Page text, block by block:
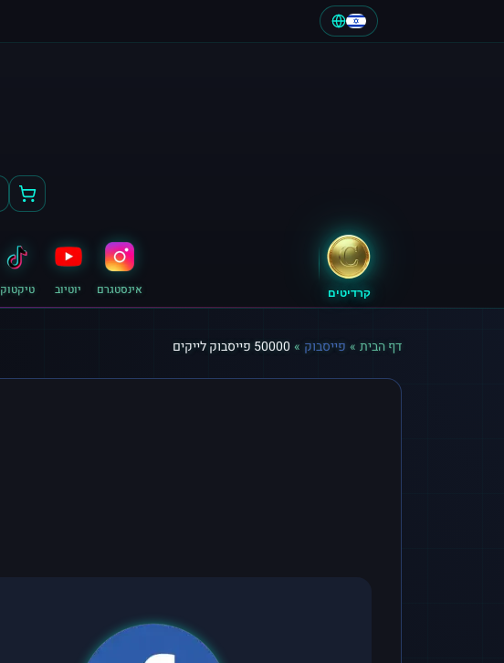
קרדיטים אינסטגרם יוטיוב טיקטוק
דף הבית » פייסבוק » 50000 פייסבוק לייקים